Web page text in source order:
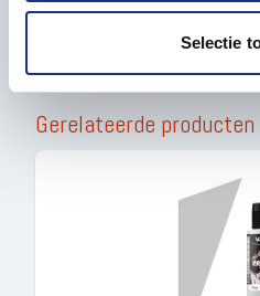
partners voor social media,
partners kunnen deze
verzameld op basis van uw
Selectie
Gerelateerde producten